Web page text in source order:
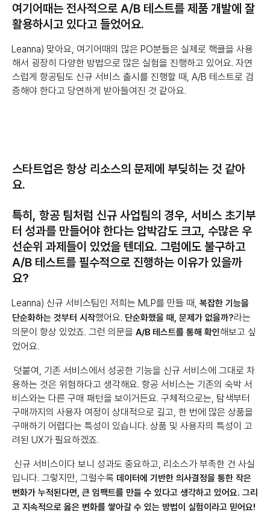
여기어때는 전사적으로 A/B 테스트를 제품 개발에 잘
활용하시고 있다고 들었어요.
Leanna) 맞아요, 여기어때의 많은 PO분들은 실제로 핵클을 사용
해서 굉장히 다양한 방법으로 많은 실험을 진행하고 있어요. 자연
스럽게 항공팀도 신규 서비스 출시를 진행할 때, A/B 테스트로 검
증해야 한다고 당연하게 받아들여진 것 같아요.
스타트업은 항상 리소스의 문제에 부딪히는 것 같아
요.
특히, 항공 팀처럼 신규 사업팀의 경우, 서비스 초기부
터 성과를 만들어야 한다는 압박감도 크고, 수많은 우
선순위 과제들이 있었을 텐데요. 그럼에도 불구하고
A/B 테스트를 필수적으로 진행하는 이유가 있을까
요?
Leanna) 신규 서비스팀인 저희는 MLP를 만들 때, 복잡한 기능을
단순화하는 것부터 시작했어요. 단순화했을 때, 문제가 없을까?라는
의문이 항상 있었죠. 그런 의문을 A/B 테스트를 통해 확인해보고 싶
었어요.
덧붙여, 기존 서비스에서 성공한 기능을 신규 서비스에 그대로 차
용하는 것은 위험하다고 생각해요. 항공 서비스는 기존의 숙박 서
비스와는 다른 구매 패턴을 보이거든요. 구체적으로는, 탐색부터
구매까지의 사용자 여정이 상대적으로 길고, 한 번에 많은 상품을
구매하기 어렵다는 특성이 있습니다. 상품 및 사용자의 특성이 고
려된 UX가 필요하겠죠.
신규 서비스이다 보니 성과도 중요하고, 리소스가 부족한 건 사실
입니다. 그렇지만, 그럴수록 데이터에 기반한 의사결정을 통한 작은
변화가 누적된다면, 큰 임팩트를 만들 수 있다고 생각하고 있어요. 그리
고 지속적으로 옳은 변화를 쌓아갈 수 있는 방법이 실험이라고 믿어요!